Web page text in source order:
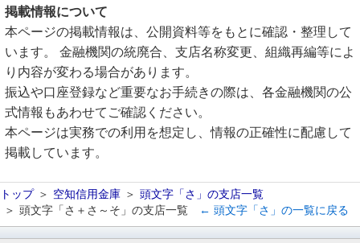
掲載情報について
本ページの掲載情報は、公開資料等をもとに確認・整理して
います。 金融機関の統廃合、支店名称変更、組織再編等によ
り内容が変わる場合があります。
振込や口座登録など重要なお手続きの際は、各金融機関の公
式情報もあわせてご確認ください。
本ページは実務での利用を想定し、情報の正確性に配慮して
掲載しています。
トップ 空知信用金庫
頭文字「さ」の支店一覧
頭文字「さ＋さ～そ」の支店一覧
← 頭文字「さ」の一覧に戻る